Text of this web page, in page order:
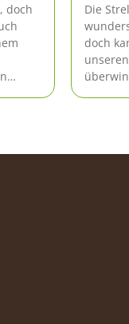
doch
Die
doch